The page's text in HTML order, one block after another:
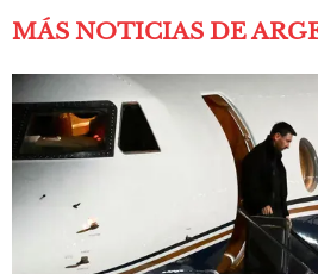
MÁS NOTICIAS DE